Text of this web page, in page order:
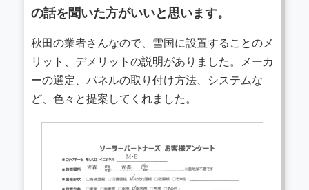
の話を聞いた方がいいと思います。
秋田の業者さんなので、雪国に設置することのメ
リット、デメリットの説明がありました。メーカ
ーの選定、パネルの取り付け方法、システムな
ど、色々と提案してくれました。